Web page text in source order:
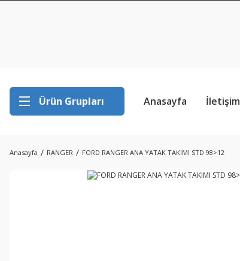
Ürün Grupları Anasayfa İletişim
Anasayfa RANGER FORD RANGER ANA YATAK TAKIMI STD 98>12